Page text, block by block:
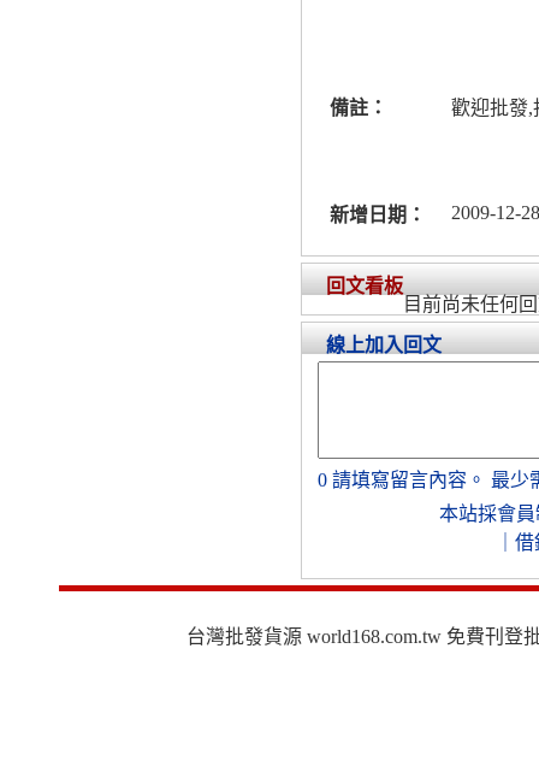
備註： 歡迎批發,
新增日期： 2009-12-
回文看板
目前尚未任何
線上加入回文
0 請填寫留言內容。 最少
本站採會員
借
台灣批發貨源 world168.com.tw 免費刊登